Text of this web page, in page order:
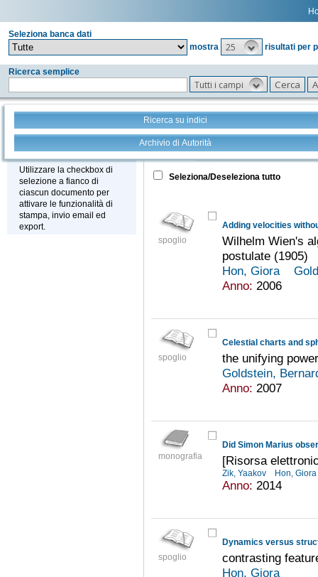
Seleziona banca dati
mostra
25 risultati per
Ricerca semplice
Tutti i campi
Ricerca su indici
Archivio di Autorità
Stampa - Email - Export
Utilizzare la checkbox di
selezione a fianco di
ciascun documento per
attivare le funzionalità di
stampa, invio email ed
export.
Tutto +
Seleziona/Deseleziona tutto
spoglio
Adding velocities
Wilhelm Wien's
postulate (1905)
Hon, Giora
Anno: 2006
spoglio
Celestial charts and
the unifying
Goldstein,
Anno: 2007
monografia
Did Simon Marius
[Risorsa
Zik, Yaakov Hon, Giora
Anno: 2014
spoglio
Dynamics versus
contrasting
Hon, Giora